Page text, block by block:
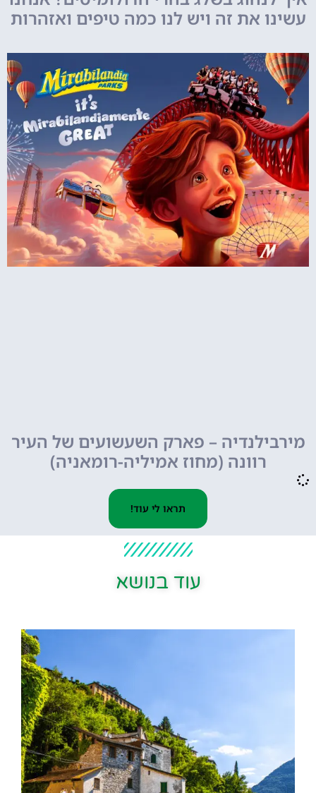
עשינו את זה ויש לנו כמה טיפים ואזהרות
מירבילנדיה – פארק השעשועים של העיר
רוונה (מחוז אמיליה-רומאניה)
תראו לי עוד!
עוד בנושא